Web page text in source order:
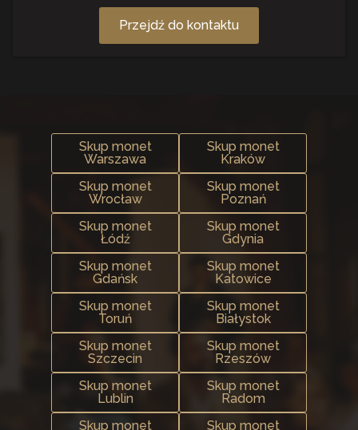
Przejdź do kontaktu
Skup monet
Warszawa
Skup monet
Kraków
Skup monet
Wrocław
Skup monet
Poznań
Skup monet
Łódź
Skup monet
Gdynia
Skup monet
Gdańsk
Skup monet
Katowice
Skup monet
Toruń
Skup monet
Białystok
Skup monet
Szczecin
Skup monet
Rzeszów
Skup monet
Lublin
Skup monet
Radom
Skup monet
Skup monet